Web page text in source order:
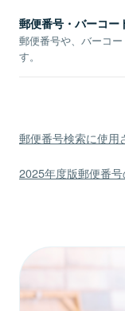
郵便番号・バーコー
郵便番号や、バーコ
す。
郵便番号検索に使用
2025年度版郵便番